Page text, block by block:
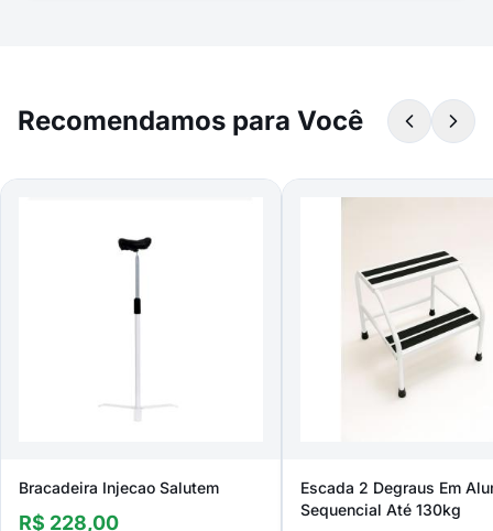
Recomendamos para Você
Bracadeira Injecao Salutem
R$ 228,00
Escada 2 Degraus Em
Sequencial Até 130kg